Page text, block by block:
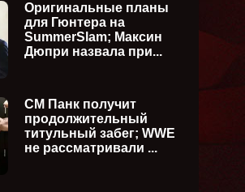
Оригинальные планы
для Гюнтера на
SummerSlam; Максин
Дюпри назвала при...
СМ Панк получит
продолжительный
титульный забег; WWE
не рассматривали ...